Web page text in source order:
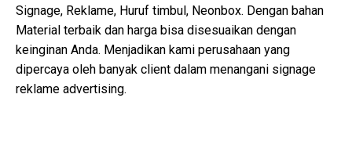
Signage, Reklame, Huruf timbul, Neonbox. Dengan bahan
Material terbaik dan harga bisa disesuaikan dengan
keinginan Anda. Menjadikan kami perusahaan yang
dipercaya oleh banyak client dalam menangani signage
reklame advertising.